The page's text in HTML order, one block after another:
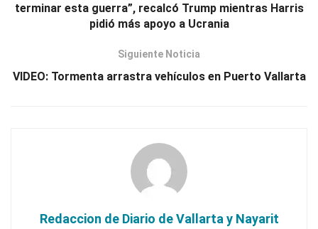
terminar esta guerra”, recalcó Trump mientras Harris
pidió más apoyo a Ucrania
Siguiente Noticia
VIDEO: Tormenta arrastra vehículos en Puerto Vallarta
Redaccion de Diario de Vallarta y Nayarit